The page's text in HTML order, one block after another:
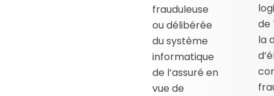
frauduleuse
ou délibérée
du système
informatique
de l’assuré en
vue de
de
la